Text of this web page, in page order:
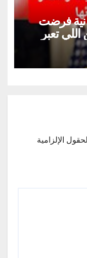
نية فرضت
اللي تعبر
الحقول الإلزامية